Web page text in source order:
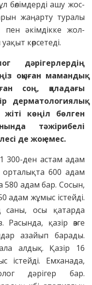
бөлімдерді ашу жос­
жаңарту тура­лы
пен әкімдікке жол­
көрсетеді.
дәрігерлердің
оқыған мамандық
соң, қаладағы
дерматологиялық
жіті көңіл бөлген
тәжірибелі
де жоқ емес.
1 300-ден астам адам
орталықта 600 адам
580 адам бар. Сосын,
адам жұмыс істейді.
саны, осы қатарда
Расында, қазір өзге
азайып барады.
алдық. Қазір 16
істейді. Емханада,
дәрігер бар.